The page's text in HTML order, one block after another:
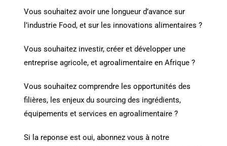
Vous souhaitez avoir une longueur d’avance sur
l’industrie Food, et sur les innovations alimentaires ?
Vous souhaitez investir, créer et développer une
entreprise agricole, et agroalimentaire en Afrique ?
Vous souhaitez comprendre les opportunités des
filières, les enjeux du sourcing des ingrédients,
équipements et services en agroalimentaire ?
Si la reponse est oui, abonnez vous à notre